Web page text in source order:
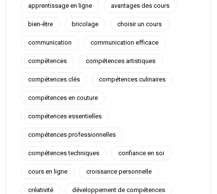
apprentissage en ligne avantages des cours
bien-être bricolage choisir un cours
communication communication efficace
compétences compétences artistiques
compétences clés compétences culinaires
compétences en couture
compétences essentielles
compétences professionnelles
compétences techniques confiance en soi
cours en ligne croissance personnelle
créativité développement de compétences